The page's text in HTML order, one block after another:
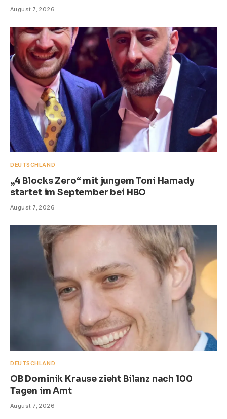
August 7, 2026
DEUTSCHLAND
„4 Blocks Zero“ mit jungem Toni Hamady
startet im September bei HBO
August 7, 2026
DEUTSCHLAND
OB Dominik Krause zieht Bilanz nach 100
Tagen im Amt
August 7, 2026